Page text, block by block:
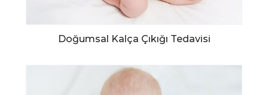
Doğumsal Kalça Çıkığı Tedavisi